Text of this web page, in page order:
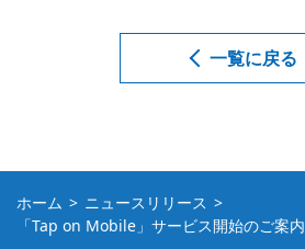
一覧に戻る
ホーム
ニュースリリース
「Tap on Mobile」サービス開始のご案内